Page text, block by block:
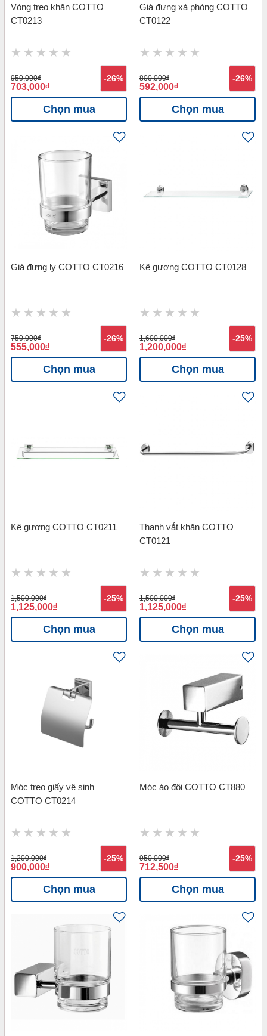
Vòng treo khăn COTTO
CT0213
950,000đ
703,000đ
-26%
Chọn mua
Giá đựng xà phòng COTTO
CT0122
800,000đ
592,000đ
-26%
Chọn mua
Giá đựng ly COTTO CT0216
750,000đ
555,000đ
-26%
Chọn mua
Kệ gương COTTO CT0128
1,600,000đ
1,200,000đ
-25%
Chọn mua
Kệ gương COTTO CT0211
1,500,000đ
1,125,000đ
-25%
Chọn mua
Thanh vắt khăn COTTO
CT0121
1,500,000đ
1,125,000đ
-25%
Chọn mua
Móc treo giấy vệ sinh
COTTO CT0214
1,200,000đ
900,000đ
-25%
Chọn mua
Móc áo đôi COTTO CT880
950,000đ
712,500đ
-25%
Chọn mua